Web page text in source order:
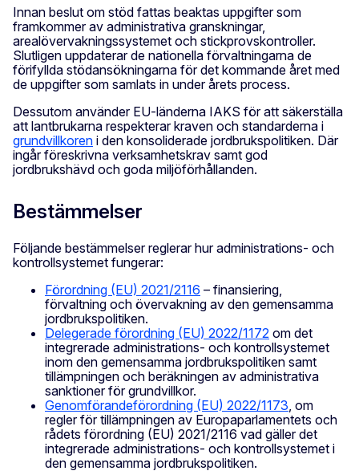
Innan beslut om stöd fattas beaktas uppgifter som
framkommer av administrativa granskningar,
arealövervakningssystemet och stickprovskontroller.
Slutligen uppdaterar de nationella förvaltningarna de
förifyllda stödansökningarna för det kommande året med
de uppgifter som samlats in under årets process.
Dessutom använder EU-länderna IAKS för att säkerställa
att lantbrukarna respekterar kraven och standarderna i
grundvillkoren i den konsoliderade jordbrukspolitiken. Där
ingår föreskrivna verksamhetskrav samt god
jordbrukshävd och goda miljöförhållanden.
Bestämmelser
Följande bestämmelser reglerar hur administrations- och
kontrollsystemet fungerar:
Förordning (EU) 2021/2116 – finansiering,
förvaltning och övervakning av den gemensamma
jordbrukspolitiken.
Delegerade förordning (EU) 2022/1172 om det
integrerade administrations- och kontrollsystemet
inom den gemensamma jordbrukspolitiken samt
tillämpningen och beräkningen av administrativa
sanktioner för grundvillkor.
Genomförandeförordning (EU) 2022/1173, om
regler för tillämpningen av Europaparlamentets och
rådets förordning (EU) 2021/2116 vad gäller det
integrerade administrations- och kontrollsystemet i
den gemensamma jordbrukspolitiken.